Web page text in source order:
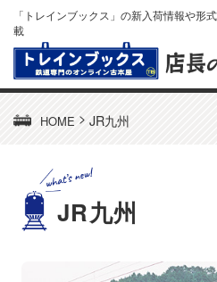
「トレインブックス」の新入荷情報や形
載
HOME > JR九州
JR九州